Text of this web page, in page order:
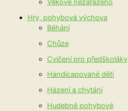
Věkově nezařazeno
Hry, pohybová výchova
Běhání
Chůze
Cvičení pro předškoláky
Handicapované děti
Házení a chytání
Hudebně pohybové